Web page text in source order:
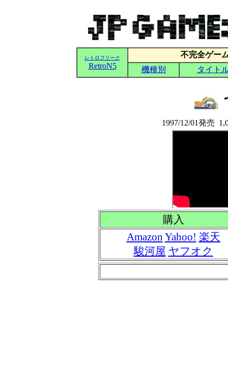
1997/12/01発売
購入
Amazon Yahoo! 楽天
駿河屋 ヤフオク